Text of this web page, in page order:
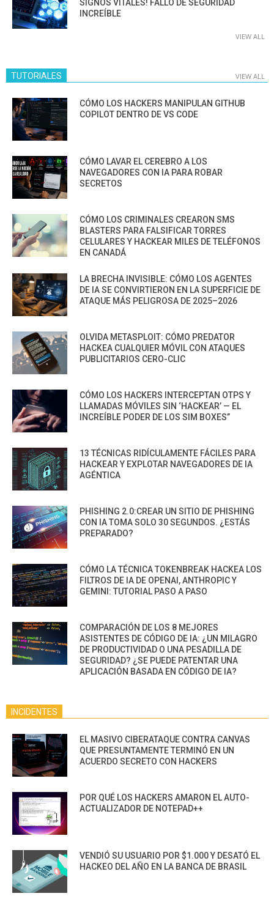
SIGNOS VITALES! FALLO DE SEGURIDAD
INCREÍBLE
VIEW ALL
TUTORIALES VIEW ALL
CÓMO LOS HACKERS MANIPULAN GITHUB
COPILOT DENTRO DE VS CODE
CÓMO LAVAR EL CEREBRO A LOS
NAVEGADORES CON IA PARA ROBAR
SECRETOS
CÓMO LOS CRIMINALES CREARON SMS
BLASTERS PARA FALSIFICAR TORRES
CELULARES Y HACKEAR MILES DE TELÉFONOS
EN CANADÁ
LA BRECHA INVISIBLE: CÓMO LOS AGENTES
DE IA SE CONVIRTIERON EN LA SUPERFICIE DE
ATAQUE MÁS PELIGROSA DE 2025–2026
OLVIDA METASPLOIT: CÓMO PREDATOR
HACKEA CUALQUIER MÓVIL CON ATAQUES
PUBLICITARIOS CERO-CLIC
CÓMO LOS HACKERS INTERCEPTAN OTPS Y
LLAMADAS MÓVILES SIN ‘HACKEAR’ — EL
INCREÍBLE PODER DE LOS SIM BOXES”
13 TÉCNICAS RIDÍCULAMENTE FÁCILES PARA
HACKEAR Y EXPLOTAR NAVEGADORES DE IA
AGÉNTICA
PHISHING 2.0:CREAR UN SITIO DE PHISHING
CON IA TOMA SOLO 30 SEGUNDOS. ¿ESTÁS
PREPARADO?
CÓMO LA TÉCNICA TOKENBREAK HACKEA LOS
FILTROS DE IA DE OPENAI, ANTHROPIC Y
GEMINI: TUTORIAL PASO A PASO
COMPARACIÓN DE LOS 8 MEJORES
ASISTENTES DE CÓDIGO DE IA: ¿UN MILAGRO
DE PRODUCTIVIDAD O UNA PESADILLA DE
SEGURIDAD? ¿SE PUEDE PATENTAR UNA
APLICACIÓN BASADA EN CÓDIGO DE IA?
INCIDENTES
EL MASIVO CIBERATAQUE CONTRA CANVAS
QUE PRESUNTAMENTE TERMINÓ EN UN
ACUERDO SECRETO CON HACKERS
POR QUÉ LOS HACKERS AMARON EL AUTO-
ACTUALIZADOR DE NOTEPAD++
VENDIÓ SU USUARIO POR $1.000 Y DESATÓ EL
HACKEO DEL AÑO EN LA BANCA DE BRASIL